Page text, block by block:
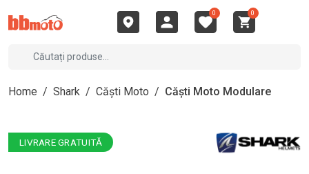
0 0
Home / Shark / Căști Moto / Căști Moto Modulare
LIVRARE GRATUITĂ